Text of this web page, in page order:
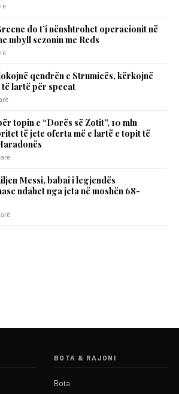
do t’i nënshtrohet operacionit në
mbyll sezonin me Reds
qendrën e Strumicës, kërkojnë
të lartë për specat
topin e “Dorës së Zotit”, 10 mln
të jete oferta më e lartë e topit të
Messi, babai i legjendës
ndahet nga jeta në moshën 68-
BOTA & RAJONI
Bota